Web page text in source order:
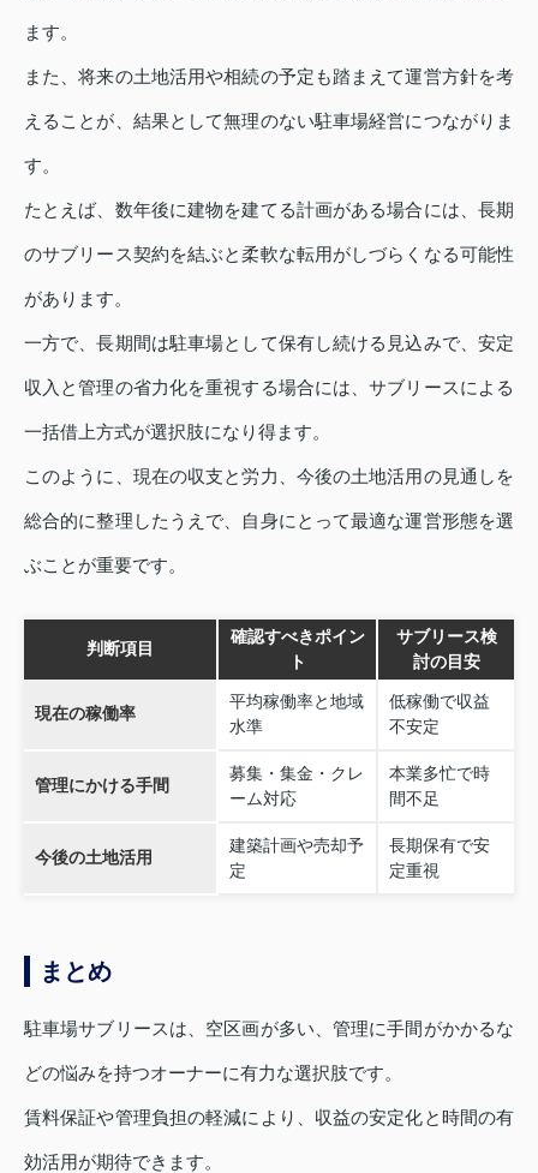
ます。
また、将来の土地活用や相続の予定も踏まえて運営方針を考
えることが、結果として無理のない駐車場経営につながりま
す。
たとえば、数年後に建物を建てる計画がある場合には、長期
のサブリース契約を結ぶと柔軟な転用がしづらくなる可能性
があります。
一方で、長期間は駐車場として保有し続ける見込みで、安定
収入と管理の省力化を重視する場合には、サブリースによる
一括借上方式が選択肢になり得ます。
このように、現在の収支と労力、今後の土地活用の見通しを
総合的に整理したうえで、自身にとって最適な運営形態を選
ぶことが重要です。
判断項目
確認すべきポイン
ト
サブリース検
討の目安
現在の稼働率
平均稼働率と地域
水準
低稼働で収益
不安定
管理にかける手間
募集・集金・クレ
ーム対応
本業多忙で時
間不足
今後の土地活用
建築計画や売却予
定
長期保有で安
定重視
まとめ
駐車場サブリースは、空区画が多い、管理に手間がかかるな
どの悩みを持つオーナーに有力な選択肢です。
賃料保証や管理負担の軽減により、収益の安定化と時間の有
効活用が期待できます。